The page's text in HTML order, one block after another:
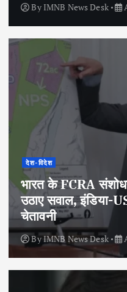
By IMNB News Desk
देश-विदेश
भारत के FCRA
उठाए सवाल, इंडिया-
चेतावनी
ByIMNB News Desk